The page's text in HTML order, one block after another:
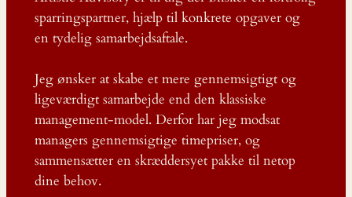
sparringspartner, hjælp til konkrete opgaver og
en tydelig samarbejdsaftale.
Jeg ønsker at skabe et mere gennemsigtigt og
ligeværdigt samarbejde end den klassiske
management-model. Derfor har jeg modsat
managers gennemsigtige timepriser, og
sammensætter en skræddersyet pakke til netop
dine behov.